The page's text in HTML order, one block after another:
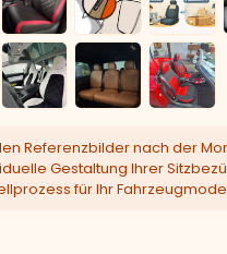
Referenzbilder nach der
Gestaltung Ihrer
für Ihr